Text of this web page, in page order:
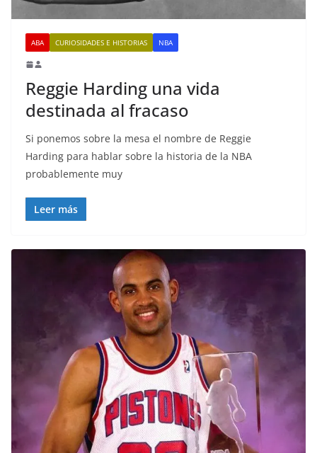
ABA CURIOSIDADES E HISTORIAS NBA
Reggie Harding una vida
destinada al fracaso
Si ponemos sobre la mesa el nombre de Reggie
Harding para hablar sobre la historia de la NBA
probablemente muy
Leer más